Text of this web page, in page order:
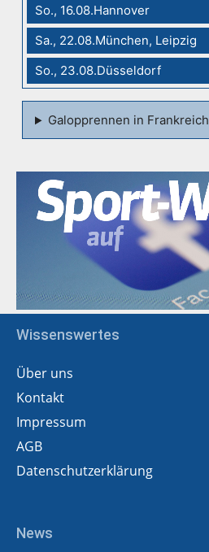
So., 16.08.Hannover
Sa., 22.08.München, Leipzig
So., 23.08.Düsseldorf
Galopprennen in Frankreich
Wissenswertes
Über uns
Kontakt
Impressum
AGB
Datenschutzerklärung
News